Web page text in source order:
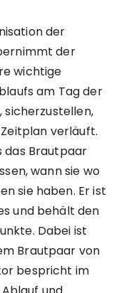
der
der
wichtige
am Tag der
sicherzustellen,
verläuft.
das Brautpaar
wann sie wo
sie haben. Er ist
und behält den
Dabei ist
Brautpaar von
bespricht im